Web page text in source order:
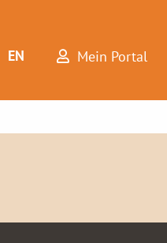
EN Mein Portal